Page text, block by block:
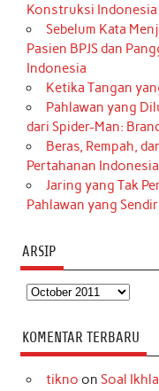
Konstruksi Indonesia
Sebelum Kata
Pasien BPJS dan
Indonesia
Ketika Tangan
Pahlawan yang
dari Spider-Man:
Beras, Rempah,
Pertahanan Indonesia
Jaring yang Tak
Pahlawan yang
ARSIP
Arsip
KOMENTAR TERBARU
tikno on Soal